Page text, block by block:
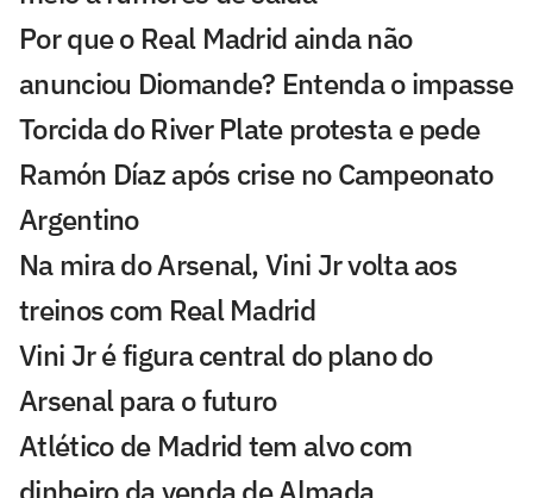
Por que o Real Madrid ainda não
anunciou Diomande? Entenda o impasse
Torcida do River Plate protesta e pede
Ramón Díaz após crise no Campeonato
Argentino
Na mira do Arsenal, Vini Jr volta aos
treinos com Real Madrid
Vini Jr é figura central do plano do
Arsenal para o futuro
Atlético de Madrid tem alvo com